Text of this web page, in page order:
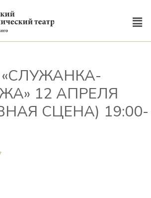
12 АПРЕЛЯ
СЦЕНА) 19:00-